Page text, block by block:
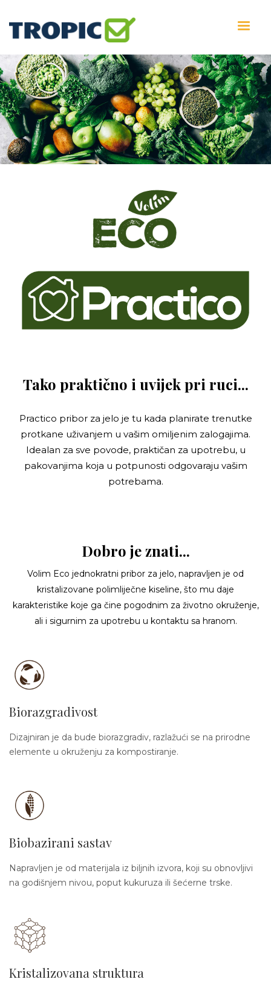
Tako praktično i uvijek pri ruci...
Practico pribor za jelo je tu kada planirate trenutke
protkane uživanjem u vašim omiljenim zalogajima.
Idealan za sve povode, praktičan za upotrebu, u
pakovanjima koja u potpunosti odgovaraju vašim
potrebama.
Dobro je znati...
Volim Eco jednokratni pribor za jelo, napravljen je od
kristalizovane polimliječne kiseline, što mu daje
karakteristike koje ga čine pogodnim za životno okruženje,
ali i sigurnim za upotrebu u kontaktu sa hranom.
Biorazgradivost
Dizajniran je da bude biorazgradiv, razlažući se na prirodne
elemente u okruženju za kompostiranje.
Biobazirani sastav
Napravljen je od materijala iz biljnih izvora, koji su obnovljivi
na godišnjem nivou, poput kukuruza ili šećerne trske.
Kristalizovana struktura